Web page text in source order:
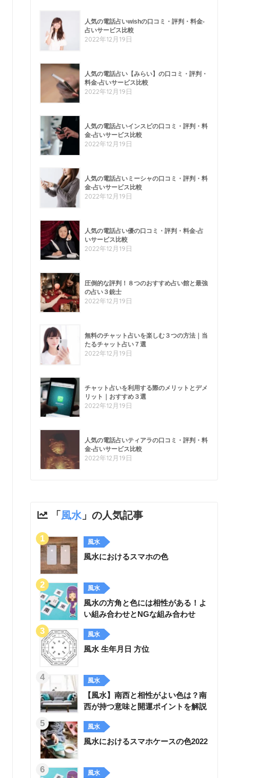
人気の電話占いwishの口コミ・評判・料金-
占いサービス比較
2022年12月19日
人気の電話占い【みらい】の口コミ・評判・
料金-占いサービス比較
2022年12月19日
人気の電話占いインスピの口コミ・評判・料
金-占いサービス比較
2022年12月19日
人気の電話占いミーシャの口コミ・評判・料
金-占いサービス比較
2022年12月19日
人気の電話占い優の口コミ・評判・料金-占
いサービス比較
2022年12月19日
圧倒的な評判！８つのおすすめ占い館と最強
の占い３銃士
2022年12月19日
無料のチャット占いを楽しむ３つの方法｜当
たるチャット占い７選
2022年12月19日
チャット占いを利用する際のメリットとデメ
リット｜おすすめ３選
2022年12月19日
人気の電話占いティアラの口コミ・評判・料
金-占いサービス比較
2022年12月19日
「風水」の人気記事
風水
風水におけるスマホの色
風水
風水の方角と色には相性がある！よ
い組み合わせとNGな組み合わせ
風水
風水 生年月日 方位
風水
【風水】南西と相性がよい色は？南
西が持つ意味と開運ポイントを解説
風水
風水におけるスマホケースの色2022
風水